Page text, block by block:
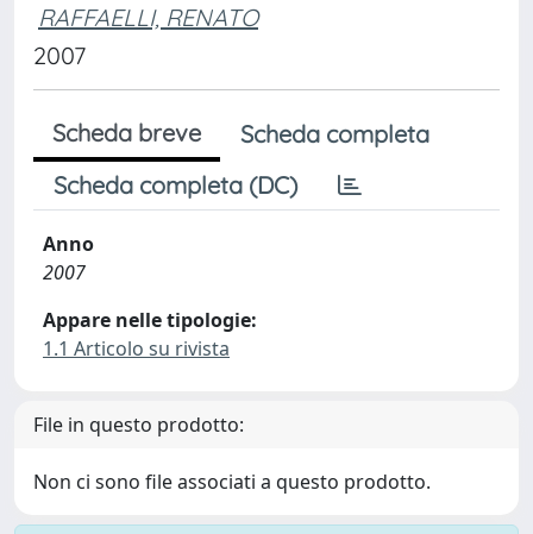
RAFFAELLI, RENATO
2007
Scheda breve
Scheda completa
Scheda completa (DC)
Anno
2007
Appare nelle tipologie:
1.1 Articolo su rivista
File in questo prodotto:
Non ci sono file associati a questo prodotto.